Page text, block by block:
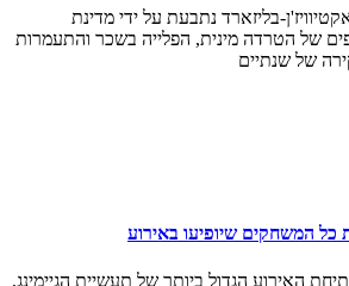
בליזארד נתבעת על ידי מדינת
של הטרדה מינית, הפלייה בשכר והתעמרות
של שנתיים
האירוע הגדול ביותר של תעשיית הגיימינג,